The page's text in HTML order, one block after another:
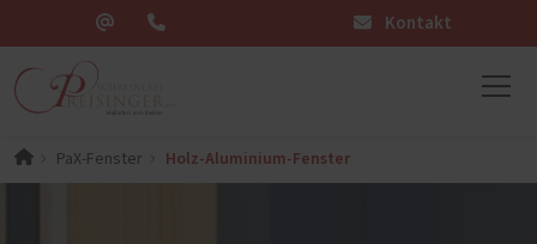
Kontakt
PaX-Fenster Holz-Aluminium-Fenster